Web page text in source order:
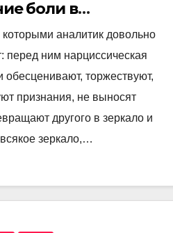
боли в
и использование
которыми аналитик довольно
перед ним нарциссическая
обесценивают, торжествуют,
признания, не выносят
другого в зеркало и
зеркало,…